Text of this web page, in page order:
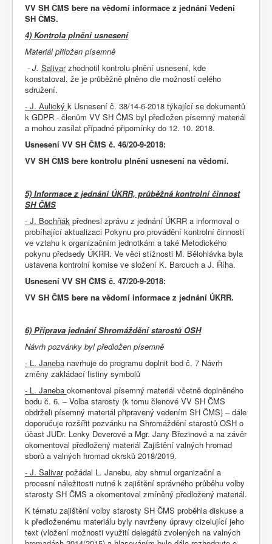
VV SH ČMS bere na vědomí informace z jednání Vedení
SH ČMS.
4) Kontrola plnění usnesení
Materiál přiložen písemně
- J. Salivarzhodnotil kontrolu plnění usnesení, kde
konstatoval, že je průběžně plněno dle možností celého
sdružení.
- J. Aulický k Usnesení č. 38/14-6-2018 týkající se dokumentů
k GDPR - členům VV SH ČMS byl předložen písemný materiál
a mohou zasílat případné připomínky do 12. 10. 2018.
Usnesení VV SH ČMS č. 46/20-9-2018:
VV SH ČMS bere kontrolu plnění usnesení na vědomí.
5) Informace z jednání ÚKRR, průběžná kontrolní činnost
SH ČMS
- J. Bochňák přednesl zprávu z jednání ÚKRR a informoval o
probíhající aktualizaci Pokynu pro provádění kontrolní činnosti
ve vztahu k organizačním jednotkám a také Metodického
pokynu předsedy ÚKRR. Ve věci stížnosti M. Bělohlávka byla
ustavena kontrolní komise ve složení K. Barcuch a J. Říha.
Usnesení VV SH ČMS č. 47/20-9-2018:
VV SH ČMS bere na vědomí informace z jednání ÚKRR.
6) Příprava jednání Shromáždění starostů OSH
Návrh pozvánky byl předložen písemně
- L. Janeba navrhuje do programu doplnit bod č. 7 Návrh
změny zakládací listiny symbolů
- L. Janeba okomentoval písemný materiál včetně doplněného
bodu č. 6. – Volba starosty (k tomu členové VV SH ČMS
obdrželi písemný materiál připravený vedením SH ČMS) – dále
doporučuje rozšířit pozvánku na Shromáždění starostů OSH o
účast JUDr. Lenky Deverové a Mgr. Jany Březinové a na závěr
okomentoval předložený materiál Zajištění valných hromad
sborů a valných hromad okrsků 2018/2019.
- J. Salivarpožádal L. Janebu, aby shrnul organizační a
procesní náležitosti nutné k zajištění správného průběhu volby
starosty SH ČMS a okomentoval zmíněný předložený materiál.
K tématu zajištění volby starosty SH ČMS proběhla diskuse a
k předloženému materiálu byly navrženy úpravy cizelující jeho
text (vložení možnosti využití delegátů zvolených na valných